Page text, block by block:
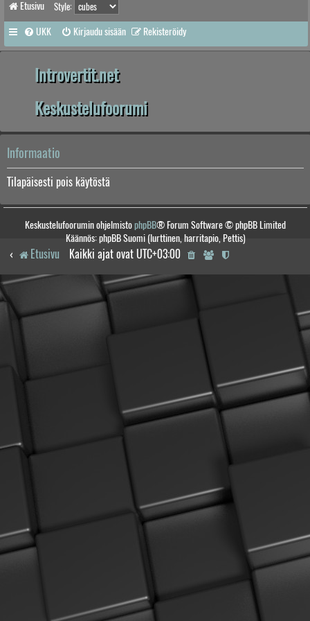
Etusivu Style:
UKK Kirjaudu sisään Rekisteröidy
Introvertit.net
Keskustelufoorumi
Informaatio
Tilapäisesti pois käytöstä
Keskustelufoorumin ohjelmistophpBB® Forum Software © phpBB Limited
Käännös: phpBB Suomi (lurttinen, harritapio, Pettis)
Etusivu Kaikki ajat ovat UTC+03:00